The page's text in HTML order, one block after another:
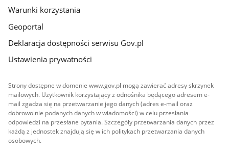
Warunki korzystania
Geoportal
Deklaracja dostępności serwisu Gov.pl
Ustawienia prywatności
Strony dostępne w domenie www.gov.pl mogą zawierać adresy skrzynek
mailowych. Użytkownik korzystający z odnośnika będącego adresem e-
mail zgadza się na przetwarzanie jego danych (adres e-mail oraz
dobrowolnie podanych danych w wiadomości) w celu przesłania
odpowiedzi na przesłane pytania. Szczegóły przetwarzania danych przez
każdą z jednostek znajdują się w ich politykach przetwarzania danych
osobowych.